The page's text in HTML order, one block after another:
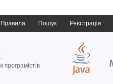
Правила Пошук Реєстрація
програмістів